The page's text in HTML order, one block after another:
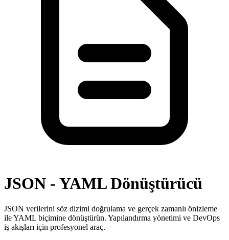
JSON - YAML Dönüştürücü
JSON verilerini söz dizimi doğrulama ve gerçek zamanlı önizleme
ile YAML biçimine dönüştürün. Yapılandırma yönetimi ve DevOps
iş akışları için profesyonel araç.